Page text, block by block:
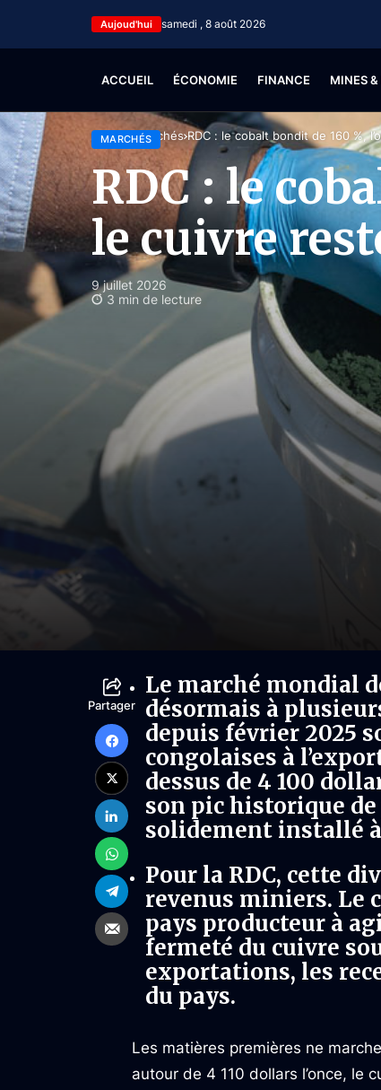
Aujoud'hui samedi , 8 août 2026
ACCUEIL ÉCONOMIE FINANCE MINES &
Accueil Marchés RDC : le cobalt bondit de 160 %,
MARCHÉS
RDC : le
le cuivre
9 juillet 2026
3 min de lecture
Partager
Le marché mondial
désormais à
depuis février 2025
congolaises à
dessus de 4 100
son pic historique
solidement installé
Pour la RDC, cette
revenus miniers. Le
pays producteur à
fermeté du cuivre
exportations, les
du pays.
Les matières premières ne
autour de 4 110 dollars l’once, le